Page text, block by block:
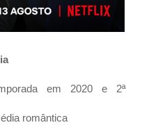
em 2020 e 2ª
romântica